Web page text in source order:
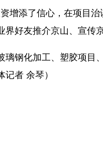
增添了信心，在项目
界好友推介京山、宣传
化加工、塑胶项目
者 余琴）